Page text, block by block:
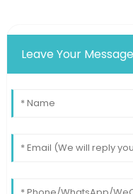
Leave Your Message